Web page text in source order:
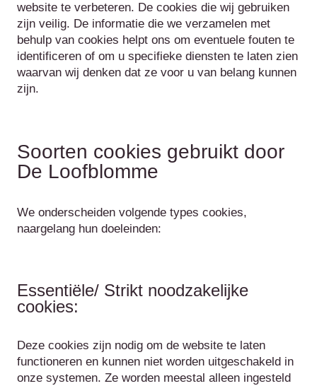
website te verbeteren. De cookies die wij gebruiken
zijn veilig. De informatie die we verzamelen met
behulp van cookies helpt ons om eventuele fouten te
identificeren of om u specifieke diensten te laten zien
waarvan wij denken dat ze voor u van belang kunnen
zijn.
Soorten cookies gebruikt door
De Loofblomme
We onderscheiden volgende types cookies,
naargelang hun doeleinden:
Essentiële/ Strikt noodzakelijke
cookies:
Deze cookies zijn nodig om de website te laten
functioneren en kunnen niet worden uitgeschakeld in
onze systemen. Ze worden meestal alleen ingesteld